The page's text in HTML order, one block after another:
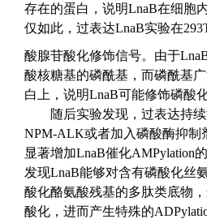
存在的蛋白，说明LnaB在细胞
仅如此， 过表达LnaB实验在
酸腺苷酸化修饰信号。由于
酸核糖基的磷酰基，而磷酰基
白上， 说明LnaB可能修饰磷酸
随后实验发现， 过表达持
NPM-ALK或者加入磷酸酶抑制
显著增加LnaB催化AMPylation
发现LnaB能够对含有磷酸化丝
酸化酪氨酸残基的多肽类底物
酸化 ， 进而产生特殊的